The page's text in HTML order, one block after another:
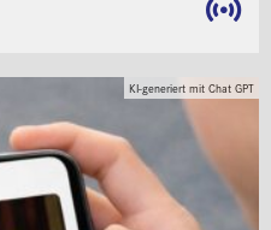
KI-generiert mit Chat GPT